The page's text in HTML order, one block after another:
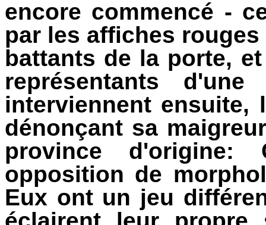
encore commencé -
par les affiches
battants de la porte,
représentants
interviennent ensuite,
dénonçant sa
province d'origine:
opposition de
Eux ont un jeu